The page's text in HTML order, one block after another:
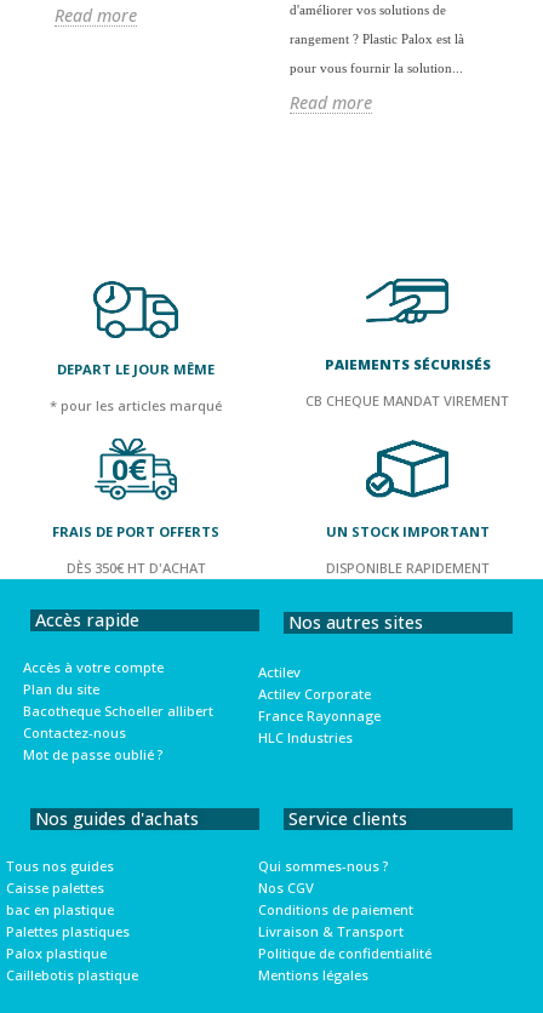
Read more
d'améliorer vos solutions de
rangement ? Plastic Palox est là
pour vous fournir la solution...
Read more
DEPART LE JOUR MÊME
* pour les articles marqué
PAIEMENTS SÉCURISÉS
CB CHEQUE MANDAT VIREMENT
FRAIS DE PORT OFFERTS
DÈS 350€ HT D'ACHAT
UN STOCK IMPORTANT
DISPONIBLE RAPIDEMENT
Accès rapide
Accès à votre compte
Plan du site
Bacotheque Schoeller allibert
Contactez-nous
Mot de passe oublié ?
Nos autres sites
Actilev
Actilev Corporate
France Rayonnage
HLC Industries
Nos guides d'achats
Tous nos guides
Caisse palettes
bac en plastique
Palettes plastiques
Palox plastique
Caillebotis plastique
Service clients
Qui sommes-nous ?
Nos CGV
Conditions de paiement
Livraison & Transport
Politique de confidentialité
Mentions légales